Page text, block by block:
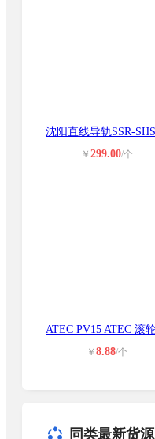
￥ 299.00/个
￥ 8.88/个
同类最新货源